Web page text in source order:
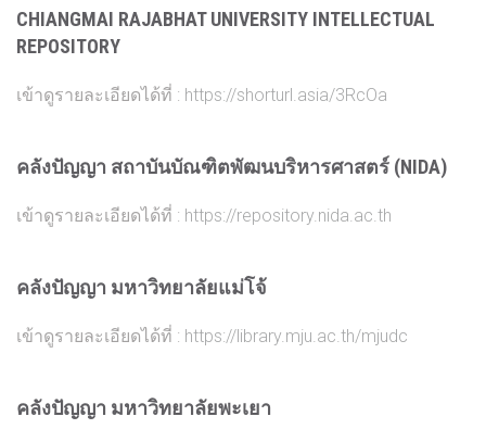
CHIANGMAI RAJABHAT UNIVERSITY INTELLECTUAL
REPOSITORY
เข้าดูรายละเอียดได้ที่ : https://shorturl.asia/3RcOa
คลังปัญญา สถาบันบัณฑิตพัฒนบริหารศาสตร์ (NIDA)
เข้าดูรายละเอียดได้ที่ : https://repository.nida.ac.th
คลังปัญญา มหาวิทยาลัยแม่โจ้
เข้าดูรายละเอียดได้ที่ : https://library.mju.ac.th/mjudc
คลังปัญญา มหาวิทยาลัยพะเยา